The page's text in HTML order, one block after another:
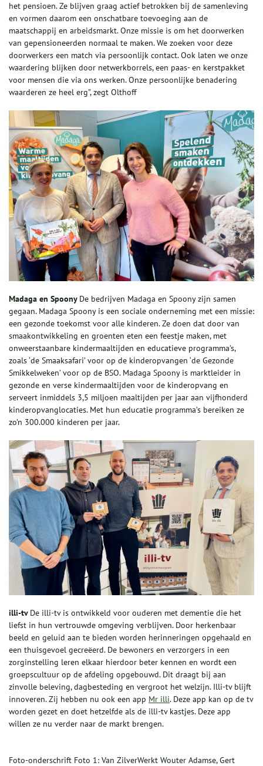
het pensioen. Ze blijven graag actief betrokken bij de samenleving
en vormen daarom een onschatbare toevoeging aan de
maatschappij en arbeidsmarkt. Onze missie is om het doorwerken
van gepensioneerden normaal te maken. We zoeken voor deze
doorwerkers een match via persoonlijk contact. Ook laten we onze
waardering blijken door netwerkborrels, een paas- en kerstpakket
voor mensen die via ons werken. Onze persoonlijke benadering
waarderen ze heel erg”, zegt Olthoff
Madaga en Spoony De bedrijven Madaga en Spoony zijn samen
gegaan. Madaga Spoony is een sociale onderneming met een missie:
een gezonde toekomst voor alle kinderen. Ze doen dat door van
smaakontwikkeling en groenten eten een feestje maken, met
onweerstaanbare kindermaaltijden en educatieve programma’s,
zoals ‘de Smaaksafari’ voor op de kinderopvangen ‘de Gezonde
Smikkelweken’ voor op de BSO. Madaga Spoony is marktleider in
gezonde en verse kindermaaltijden voor de kinderopvang en
serveert inmiddels 3,5 miljoen maaltijden per jaar aan vijfhonderd
kinderopvanglocaties. Met hun educatie programma’s bereiken ze
zo’n 300.000 kinderen per jaar.
illi-tv De illi-tv is ontwikkeld voor ouderen met dementie die het
liefst in hun vertrouwde omgeving verblijven. Door herkenbaar
beeld en geluid aan te bieden worden herinneringen opgehaald en
een thuisgevoel gecreëerd. De bewoners en verzorgers in een
zorginstelling leren elkaar hierdoor beter kennen en wordt een
groepscultuur op de afdeling opgebouwd. Dit draagt bij aan
zinvolle beleving, dagbesteding en vergroot het welzijn. Illi-tv blijft
innoveren. Zij hebben nu ook een app Mr illi. Deze app kan op de tv
worden gezet en doet hetzelfde als de illi-tv kastjes. Deze app
willen ze nu verder naar de markt brengen.
Foto-onderschrift Foto 1: Van ZilverWerkt Wouter Adamse, Gert